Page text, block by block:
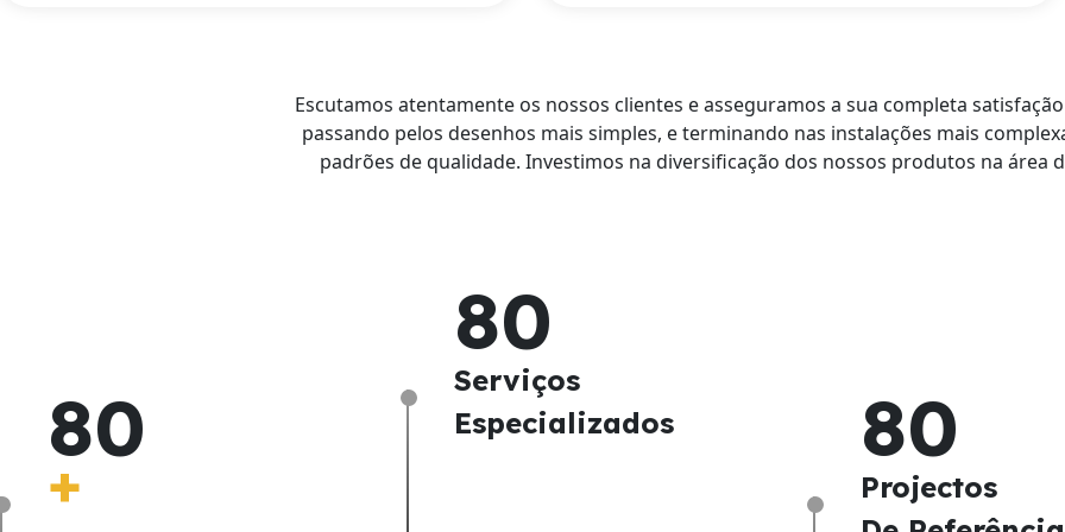
Escutamos atentamente os nossos clientes e asseguramos a sua completa
passando pelos desenhos mais simples, e terminando nas instalações mais
padrões de qualidade. Investimos na diversificação dos nossos produtos na área
80
+
80
Serviços
Especializados
80
Projectos